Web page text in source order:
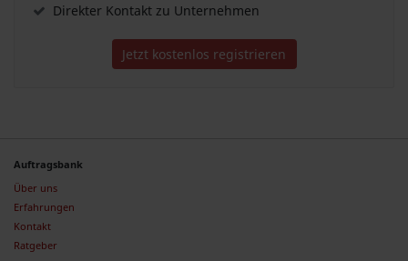
Direkter Kontakt zu Unternehmen
Jetzt kostenlos registrieren
Auftragsbank
Über uns
Erfahrungen
Kontakt
Ratgeber